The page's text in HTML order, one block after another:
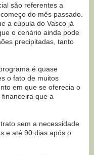
são referentes a
do mês passado.
a cúpula do Vasco já
o cenário ainda pode
precipitadas, tanto
é quase
o fato de muitos
em que se oferecia o
que a
sem a necessidade
e até 90 dias após o